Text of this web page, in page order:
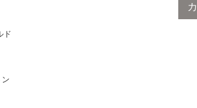
ド